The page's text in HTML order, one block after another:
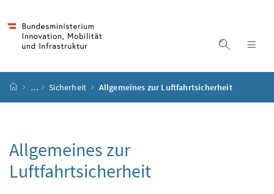
Suche
Startseite
… Sicherheit Allgemeines zur Luftfahrtsicherheit
Allgemeines zur
Luftfahrtsicherheit